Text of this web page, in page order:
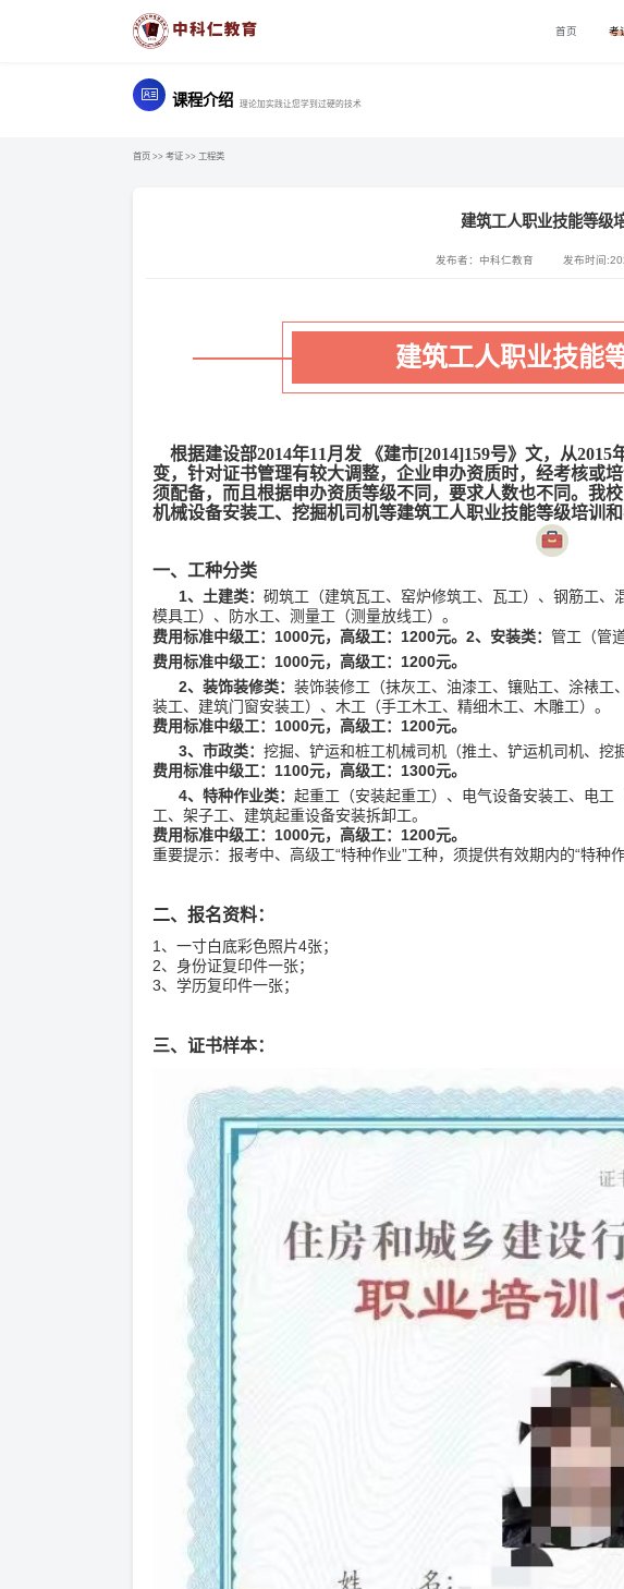
首页 考
课程介绍 理论加实践让您学到过硬的技术
首页 >> 考证 >> 工程类
建筑工人职业技能等级
发布者：中科仁教育 发布时间
建筑工人职业技能
根据建设部2014年11月发 《建市[2014]159号》文，从
变，针对证书管理有较大调整，企业申办资质时，经考核或
须配备，而且根据申办资质等级不同，要求人数也不同。我
机械设备安装工、挖掘机司机等建筑工人职业技能等级培训和
一、工种分类
1、土建类： 砌筑工（建筑瓦工、窑炉修筑工、瓦工）、钢筋工
模具工）、防水工、测量工（测量放线工）。
费用标准中级工：1000元，高级工：1200元。 2、安装类： 管工（管
费用标准中级工：1000元，高级工：1200元。
2、装饰装修类： 装饰装修工（抹灰工、油漆工、镶贴工、涂裱
装工、建筑门窗安装工）、木工（手工木工、精细木工、木雕工）。
费用标准中级工：1000元，高级工：1200元。
3、市政类： 挖掘、铲运和桩工机械司机（推土、铲运机司机、挖
费用标准中级工：1100元，高级工：1300元。
4、特种作业类： 起重工（安装起重工）、电气设备安装工、电
工、架子工、建筑起重设备安装拆卸工。
费用标准中级工：1000元，高级工：1200元。
重要提示：报考中、高级工“特种作业”工种，须提供有效期内的“特种作
二、报名资料：
1 、一寸白底彩色照片4张；
2、身份证复印件一张；
3、学历复印件一张；
三、证书样本：